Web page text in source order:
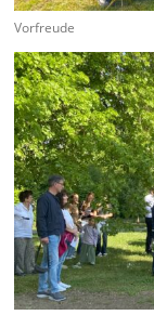
Vorfreude